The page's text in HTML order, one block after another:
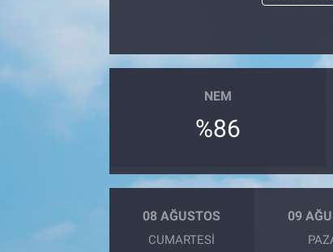
NEM
%86
08 AĞUSTOS
CUMARTESI
09